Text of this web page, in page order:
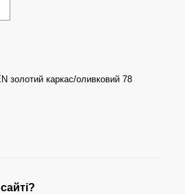
золотий каркас/оливковий 78